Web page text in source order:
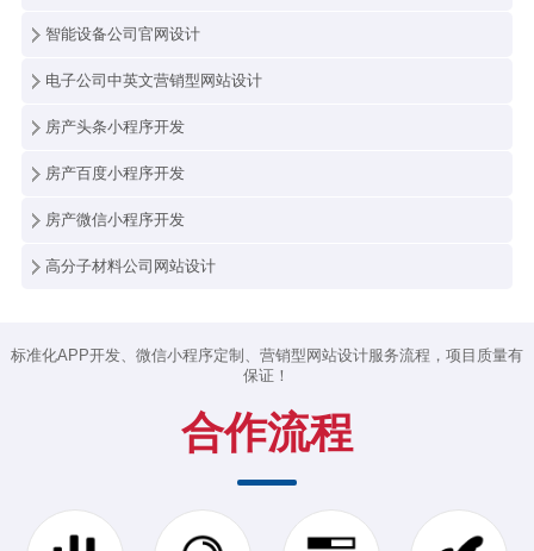
智能设备公司官网设计
电子公司中英文营销型网站设计
房产头条小程序开发
房产百度小程序开发
房产微信小程序开发
高分子材料公司网站设计
标准化APP开发、微信小程序定制、营销型网站设计服务流程，项目质量有
保证！
合作流程